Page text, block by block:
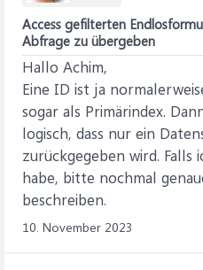
Access gefilterten
Abfrage zu übergeben
Hallo Achim,
Eine ID ist ja
sogar als Primärindex.
logisch, dass nur ein
zurückgegeben wird. Falls
habe, bitte nochmal
beschreiben.
10. November 2023